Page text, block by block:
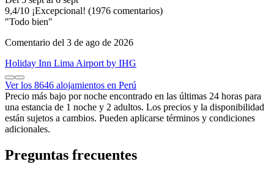
9,4/10 ¡Excepcional! (1976 comentarios)
"Todo bien"
Comentario del 3 de ago de 2026
Holiday Inn Lima Airport by IHG
Ver los 8646 alojamientos en Perú
Precio más bajo por noche encontrado en las últimas 24 horas para
una estancia de 1 noche y 2 adultos. Los precios y la disponibilidad
están sujetos a cambios. Pueden aplicarse términos y condiciones
adicionales.
Preguntas frecuentes